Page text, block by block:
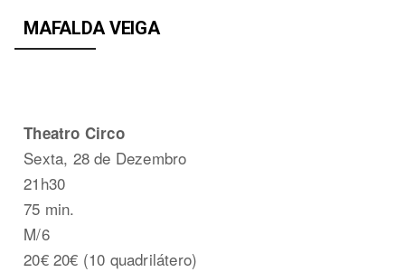
MAFALDA VEIGA
Theatro Circo
Sexta, 28 de Dezembro
21h30
75 min.
M/6
20€ 20€ (10 quadrilátero)